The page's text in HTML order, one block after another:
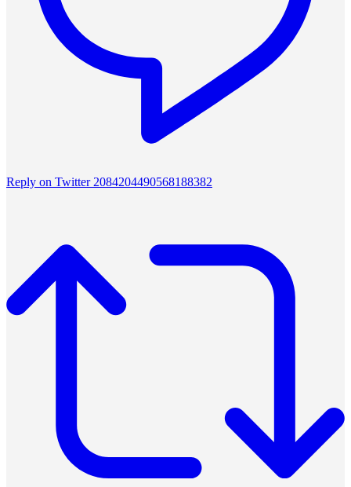
Reply on Twitter 2084204490568188382